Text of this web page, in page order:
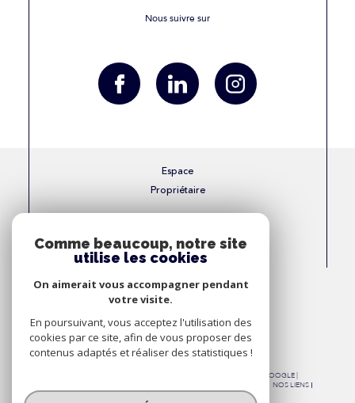
Nous suivre sur
Espace
Propriétaire
Adhérons
© 2026 | TOUS DROITS RÉSERVÉS | TRADUCTION POWERED BY GOOGLE |
NOS LIENS
POLITIQUE RGPD
COOKIES
Comme beaucoup, notre site
utilise les cookies
On aimerait vous accompagner pendant
votre visite.
En poursuivant, vous acceptez l'utilisation des
cookies par ce site, afin de vous proposer des
contenus adaptés et réaliser des statistiques !